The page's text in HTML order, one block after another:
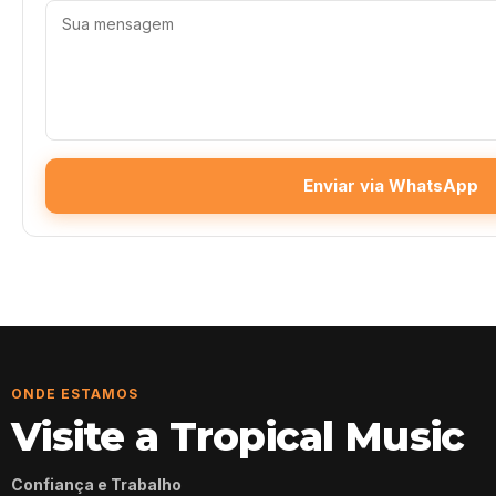
Enviar via WhatsApp
ONDE ESTAMOS
Visite a Tropical Music
Confiança e Trabalho